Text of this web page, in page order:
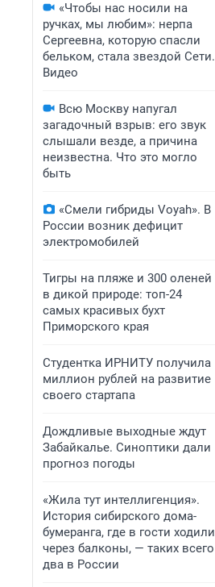
«Чтобы нас носили на
ручках, мы любим»: нерпа
Сергеевна, которую спасли
бельком, стала звездой Сети.
Видео
Всю Москву напугал
загадочный взрыв: его звук
слышали везде, а причина
неизвестна. Что это могло
быть
«Смели гибриды Voyah». В
России возник дефицит
электромобилей
Тигры на пляже и 300 оленей
в дикой природе: топ-24
самых красивых бухт
Приморского края
Студентка ИРНИТУ получила
миллион рублей на развитие
своего стартапа
Дождливые выходные ждут
Забайкалье. Синоптики дали
прогноз погоды
«Жила тут интеллигенция».
История сибирского дома-
бумеранга, где в гости ходили
через балконы, — таких всего
два в России